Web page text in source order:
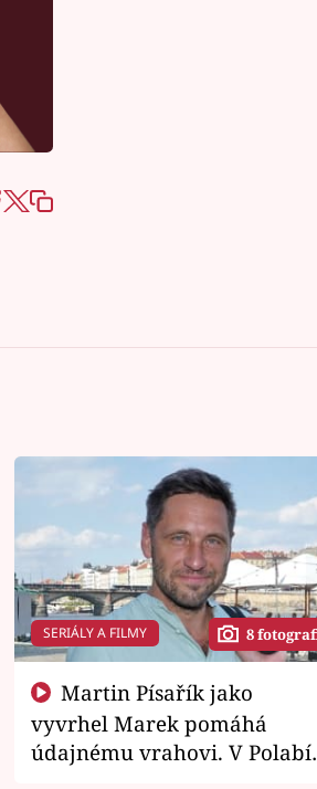
SERIÁLY A FILMY 8
vyvrhel Marek pomáhá
údajnému vrahovi. V Polabí